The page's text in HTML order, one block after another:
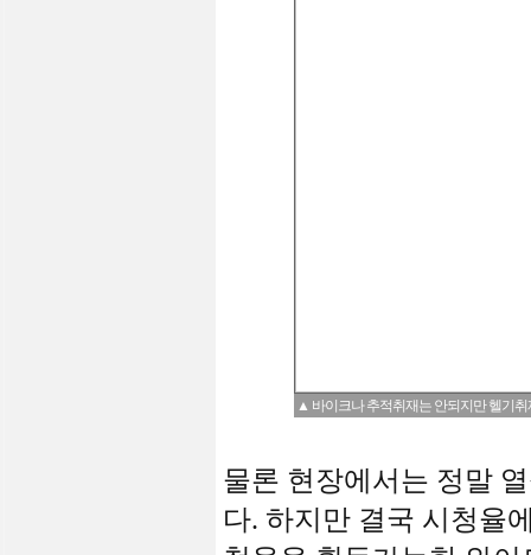
▲ 바이크나 추적취재는 안되지만 헬기취
물론 현장에서는 정말
다. 하지만 결국 시청율